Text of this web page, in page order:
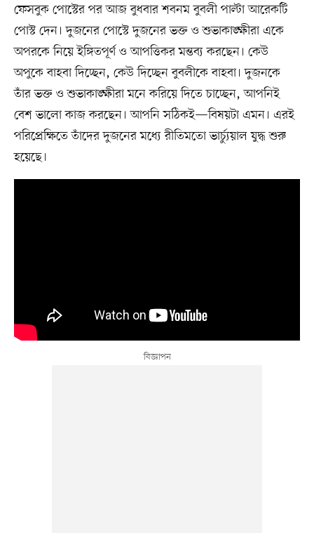
ফেসবুক পোস্টের পর আজ বুধবার শবনম বুবলী পাল্টা আরেকটি
পোস্ট দেন। দুজনের পোস্টে দুজনের ভক্ত ও শুভাকাঙ্ক্ষীরা একে
অপরকে নিয়ে ইঙ্গিতপূর্ণ ও আপত্তিকর মন্তব্য করছেন। কেউ
অপুকে বাহবা দিচ্ছেন, কেউ দিচ্ছেন বুবলীকে বাহবা। দুজনকে
তাঁর ভক্ত ও শুভাকাঙ্ক্ষীরা মনে করিয়ে দিতে চাচ্ছেন, আপনিই
বেশ ভালো কাজ করছেন। আপনি সঠিকই—বিষয়টা এমন। এরই
পরিপ্রেক্ষিতে তাঁদের দুজনের মধ্যে রীতিমতো ভার্চ্যুয়াল যুদ্ধ শুরু
হয়েছে।